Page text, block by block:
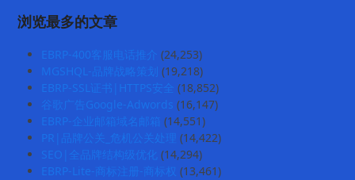
浏览最多的文章
EBRP-400客服电话推介 (24,253)
MGSHQL-品牌战略策划
(19,218)
EBRP-SSL证书|HTTPS安全 (18,852)
谷歌广告Google-Adwords (16,147)
EBRP-企业邮箱域名邮箱 (14,551)
PR|品牌公关_危机公关处理
(14,422)
SEO|全品牌结构级优化 (14,294)
EBRP-Lite-商标注册-商标权 (13,461)